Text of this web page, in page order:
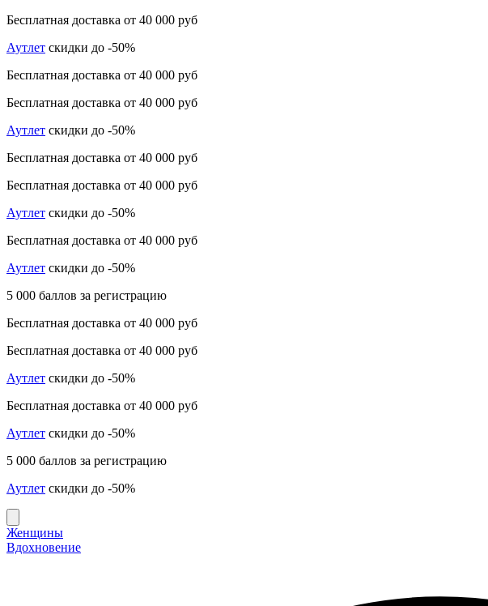
Бесплатная доставка от 40 000 руб
Аутлет скидки до -50%
Бесплатная доставка от 40 000 руб
Бесплатная доставка от 40 000 руб
Аутлет скидки до -50%
Бесплатная доставка от 40 000 руб
Бесплатная доставка от 40 000 руб
Аутлет скидки до -50%
Бесплатная доставка от 40 000 руб
Аутлет скидки до -50%
5 000 баллов за регистрацию
Бесплатная доставка от 40 000 руб
Бесплатная доставка от 40 000 руб
Аутлет скидки до -50%
Бесплатная доставка от 40 000 руб
Аутлет скидки до -50%
5 000 баллов за регистрацию
Аутлет скидки до -50%
Женщины
Вдохновение